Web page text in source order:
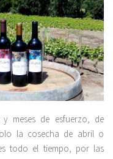
meses de esfuerzo, de
la cosecha de abril o
todo el tiempo, por las